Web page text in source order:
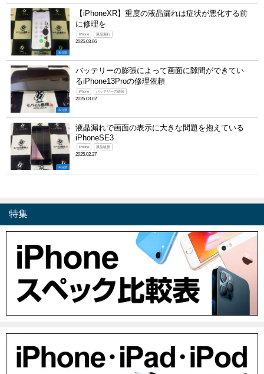
未分類
【iPhoneXR】重度の液晶漏れは症状が悪化する前
に修理を
iPhone 液晶漏れ
2025.03.06
未分類
バッテリーの膨張によって画面に隙間ができてい
るiPhone13Proの修理依頼
iPhone バッテリーの膨張
2025.03.02
未分類
液晶漏れで画面の表示に大きな問題を抱えている
iPhoneSE3
iPhone 液晶破損
2025.02.27
特集